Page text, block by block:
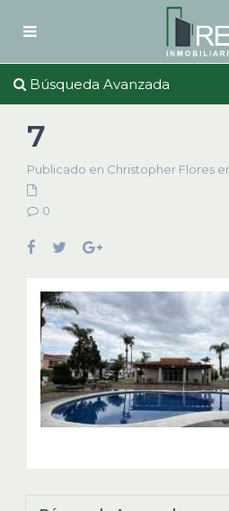
Búsqueda Avanzada
7
Publicado en Christopher Flores
0